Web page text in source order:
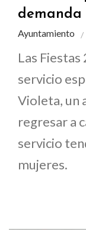
demanda
Ayuntamiento
Las
servicio
Violeta, un
regresar a
servicio
mujeres.